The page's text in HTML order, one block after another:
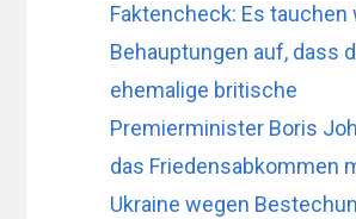
Faktencheck: Es tauchen
Behauptungen auf, dass
ehemalige britische
Premierminister Boris
das Friedensabkommen
Ukraine wegen